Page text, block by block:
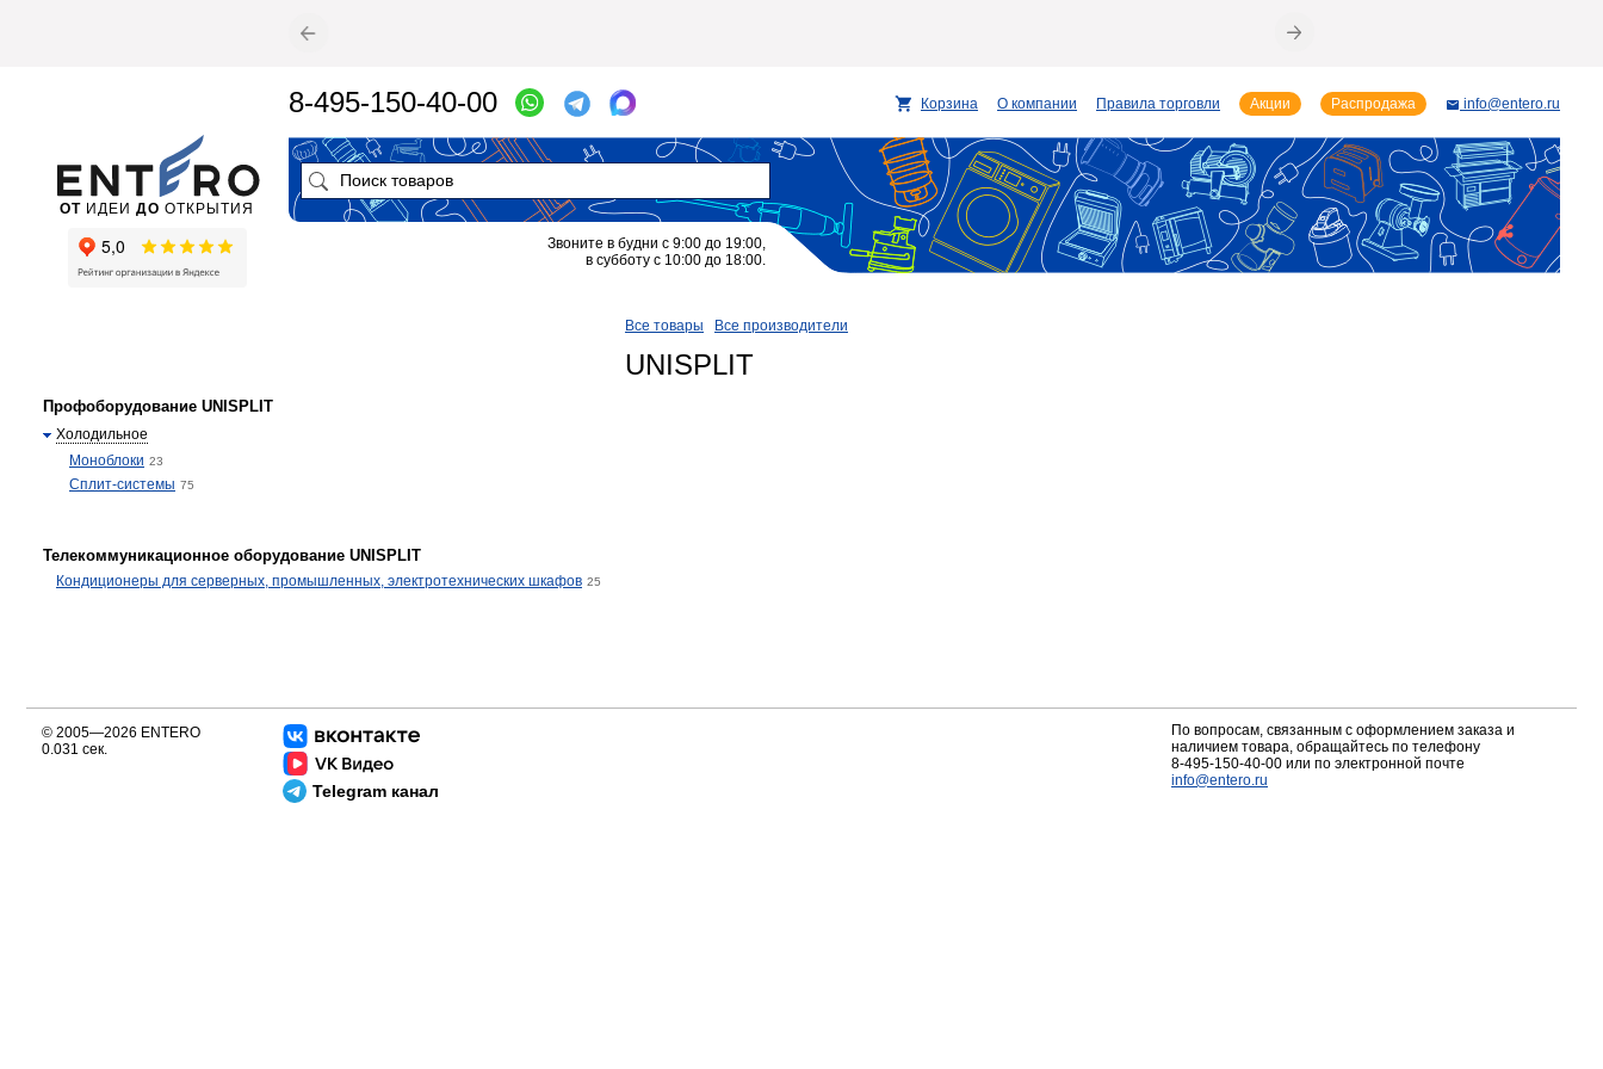
Все товары Все производители
UNISPLIT
Профоборудование UNISPLIT
Холодильное
Моноблоки 23
Сплит-системы 75
Телекоммуникационное оборудование UNISPLIT
Кондиционеры для серверных, промышленных, электротехнических шкафов 25
ОТ ИДЕИ ДО ОТКРЫТИЯ
8-495-150-40-00 Корзина О компании Правила торговли Акции Распродажа info@entero.ru
Звоните в будни с 9:00 до 19:00,
в субботу с 10:00 до 18:00.
Telegram канал
© 2005—2026 ENTERO
0.031 сек.
По вопросам, связанным с оформлением заказа и
наличием товара, обращайтесь по телефону
8-495-150-40-00 или по электронной почте
info@entero.ru